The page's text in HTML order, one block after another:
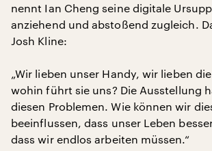
nennt Ian Cheng seine digitale
anziehend und abstoßend zugleich.
Josh Kline:
„Wir lieben unser Handy, wir lieben
wohin führt sie uns? Die Ausstellung
diesen Problemen. Wie können wir
beeinflussen, dass unser Leben
dass wir endlos arbeiten müssen.“